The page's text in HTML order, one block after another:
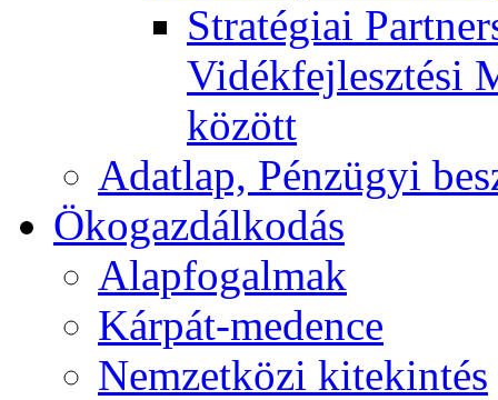
Stratégiai
Vidékfejlesztési
között
Adatlap, Pénzügyi
Ökogazdálkodás
Alapfogalmak
Kárpát-medence
Nemzetközi kitekintés